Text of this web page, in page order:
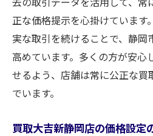
正な価格提示を心掛けています
実な取引を続けることで、静岡
高めています。多くの方が安心
せるよう、店舗は常に公正な買
でいます。
買取大吉新静岡店の価格設定